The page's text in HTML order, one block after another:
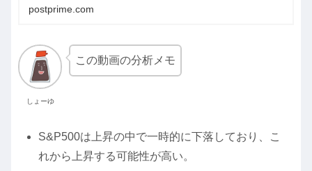
postprime.com
しょーゆ
この動画の分析メモ
S&P500は上昇の中で一時的に下落しており、こ
れから上昇する可能性が高い。